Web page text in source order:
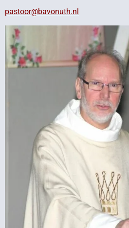
pastoor@bavonuth.nl